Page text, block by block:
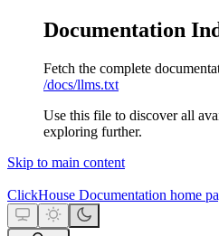
Documentation
Fetch the complete
/docs/llms.txt
Use this file to discover all
exploring further.
Skip to main content
ClickHouse Documentation home